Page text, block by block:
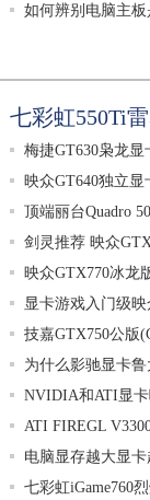
如何辨别电脑主
七彩虹550Ti
梅捷GT630枭龙显
映众GT640独立显
顶端丽台Quadro
剑灵推荐 映众
映众GTX770冰龙
显卡游戏入门级
技嘉GTX750公版
为什么影驰显卡
NVIDIA和ATI显
ATI FIREGL
电脑显存越大显
七彩虹iGame760